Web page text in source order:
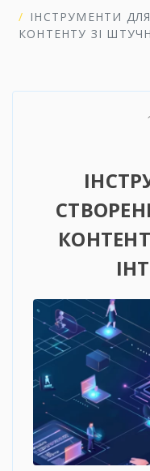
ІНСТРУМЕНТИ
КОНТЕНТУ ЗІ